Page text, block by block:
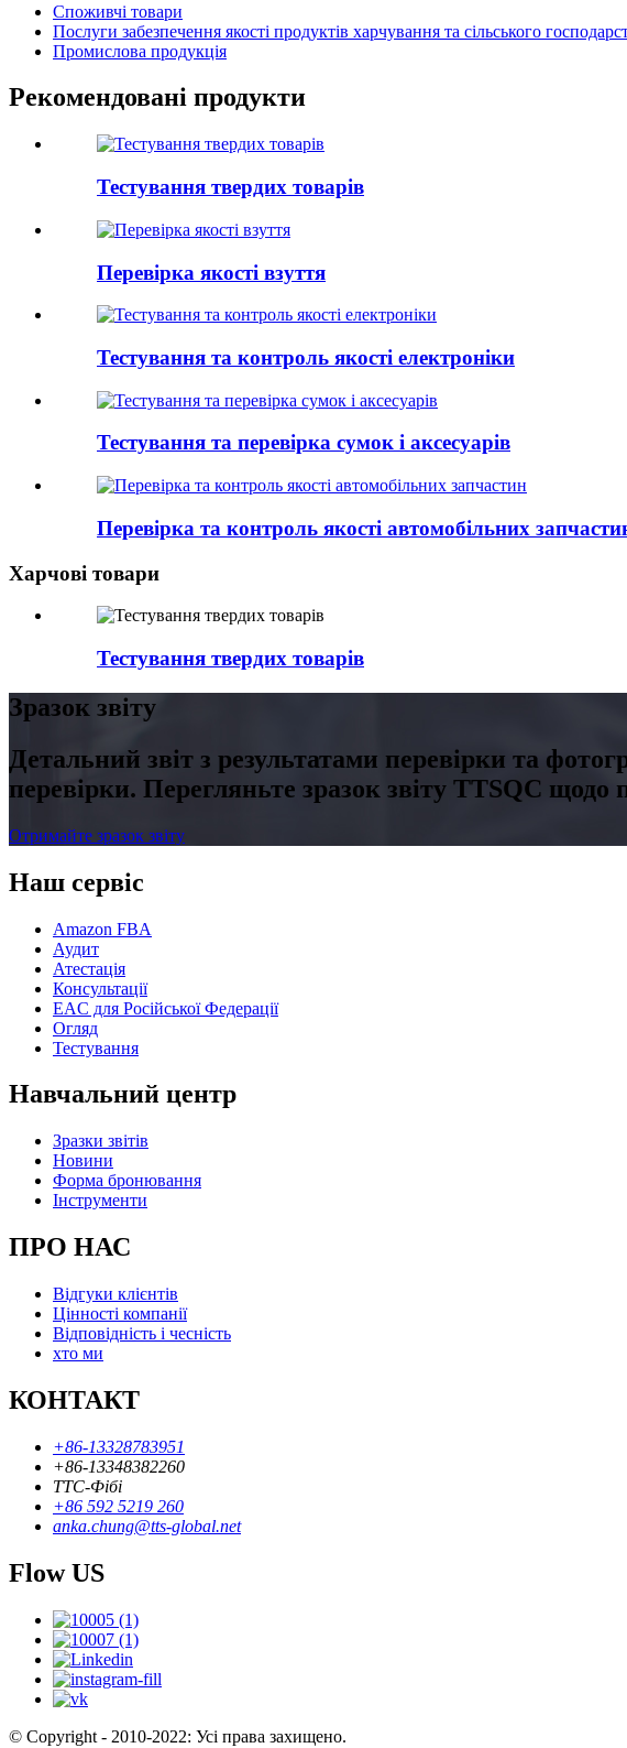
Споживчі товари
Послуги забезпечення якості продуктів харчування та сільського
Промислова продукція
Рекомендовані продукти
Тестування твердих товарів
Перевірка якості взуття
Тестування та контроль якості електроніки
Тестування та перевірка сумок і аксесуарів
Перевірка та контроль якості автомобільних
Харчові товари
Тестування твердих товарів
Зразок звіту
Детальний звіт з результатами перевірки та
перевірки. Перегляньте зразок звіту TTSQC щодо
Отримайте зразок звіту
Наш сервіс
Amazon FBA
Аудит
Атестація
Консультації
EAC для Російської Федерації
Огляд
Тестування
Навчальний центр
Зразки звітів
Новини
Форма бронювання
Інструменти
ПРО НАС
Відгуки клієнтів
Цінності компанії
Відповідність і чесність
хто ми
КОНТАКТ
+86-13328783951
+86-13348382260
ТТС-Фібі
+86 592 5219 260
anka.chung@tts-global.net
Flow US
© Copyright - 2010-2022: Усі права захищено.